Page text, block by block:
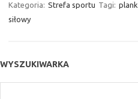
Kategoria: Strefa sportu Tagi: plank
siłowy
WYSZUKIWARKA